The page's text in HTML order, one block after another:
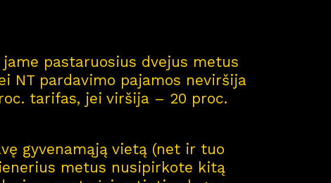
pastaruosius dvejus metus
NT pardavimo pajamos neviršija
tarifas, jei viršija – 20 proc.
gyvenamąją vietą (net ir tuo
metus nusipirkote kitą